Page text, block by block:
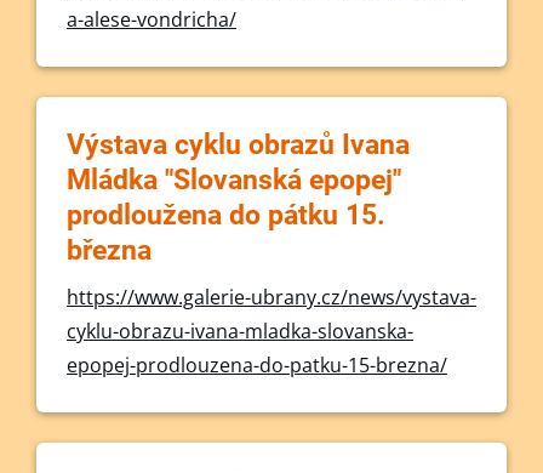
a-alese-vondricha/
Výstava cyklu obrazů Ivana
Mládka "Slovanská epopej"
prodloužena do pátku 15.
března
https://www.galerie-ubrany.cz/news/vystava-
cyklu-obrazu-ivana-mladka-slovanska-
epopej-prodlouzena-do-patku-15-brezna/